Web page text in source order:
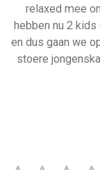
relaxed mee
hebben nu 2
en dus gaan we
stoere